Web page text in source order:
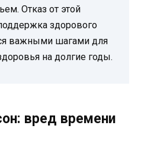
Отказ от этой
здорового
важными шагами для
на долгие годы.
вред времени